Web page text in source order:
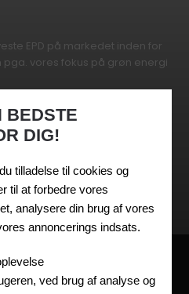
EPD på markedet inden for
vores fokus på grøn energi
som betyder at vi undgår
godkendte lastbiler, og dermed
miljøzoner
FORHANDLERE
BEDSTE
DIG!
tilladelse til cookies og
til at forbedre vores
analysere din brug af vores
annoncerings indsats.
ved brug af analyse og